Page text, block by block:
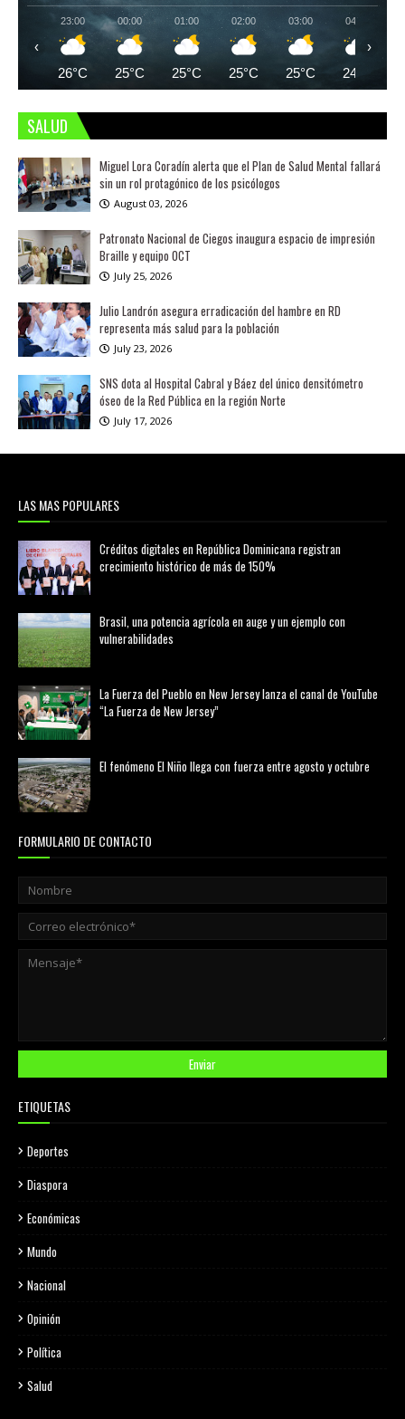
23:00
26°C
00:00
25°C
01:00
25°C
02:00
25°C
03:00
25°C
04:00
24°C
‹ ›
SALUD
Miguel Lora Coradín alerta que el Plan de Salud Mental fallará
sin un rol protagónico de los psicólogos
August 03, 2026
Patronato Nacional de Ciegos inaugura espacio de impresión
Braille y equipo OCT
July 25, 2026
Julio Landrón asegura erradicación del hambre en RD
representa más salud para la población
July 23, 2026
SNS dota al Hospital Cabral y Báez del único densitómetro
óseo de la Red Pública en la región Norte
July 17, 2026
LAS MAS POPULARES
Créditos digitales en República Dominicana registran
crecimiento histórico de más de 150%
Brasil, una potencia agrícola en auge y un ejemplo con
vulnerabilidades
La Fuerza del Pueblo en New Jersey lanza el canal de YouTube
“La Fuerza de New Jersey”
El fenómeno El Niño llega con fuerza entre agosto y octubre
FORMULARIO DE CONTACTO
ETIQUETAS
Deportes
Diaspora
Económicas
Mundo
Nacional
Opinión
Política
Salud